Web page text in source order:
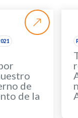
de
de la